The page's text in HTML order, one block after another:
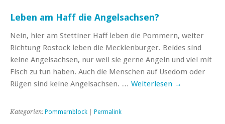
Leben am Haff die Angelsachsen?
Nein, hier am Stettiner Haff leben die Pommern, weiter
Richtung Rostock leben die Mecklenburger. Beides sind
keine Angelsachsen, nur weil sie gerne Angeln und viel mit
Fisch zu tun haben. Auch die Menschen auf Usedom oder
Rügen sind keine Angelsachsen. … Weiterlesen →
Kategorien: Pommernblock Permalink